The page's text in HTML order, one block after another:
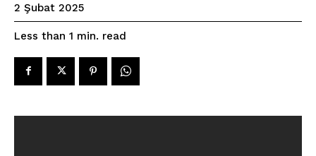
2 Şubat 2025
Less than 1 min. read